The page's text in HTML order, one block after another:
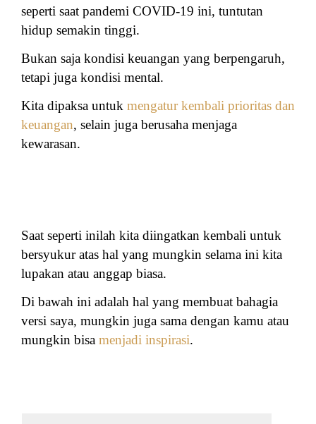
seperti saat pandemi COVID-19 ini, tuntutan
hidup semakin tinggi.
Bukan saja kondisi keuangan yang berpengaruh,
tetapi juga kondisi mental.
Kita dipaksa untuk mengatur kembali prioritas dan
keuangan, selain juga berusaha menjaga
kewarasan.
Saat seperti inilah kita diingatkan kembali untuk
bersyukur atas hal yang mungkin selama ini kita
lupakan atau anggap biasa.
Di bawah ini adalah hal yang membuat bahagia
versi saya, mungkin juga sama dengan kamu atau
mungkin bisa menjadi inspirasi.